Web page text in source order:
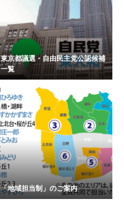
東京都議選・自由民主党公認候補
一覧
「地域担当制」のご案内